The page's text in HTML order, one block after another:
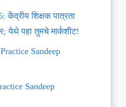
केंद्रीय शिक्षक पात्रता
येथे पहा तुमचे मार्कशीट!
Sandeep
Sandeep